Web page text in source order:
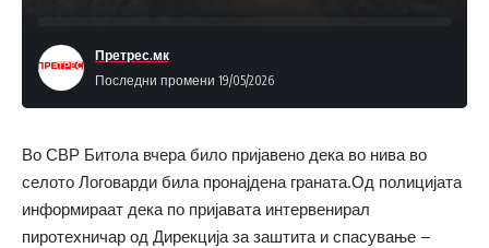
Последни промени 19/05/2026
Претрес.мк
Во СВР Битола вчера било пријавено дека во нива во
селото Логоварди била пронајдена граната.Од полицијата
информираат дека по пријавата интервенирал
пиротехничар од Дирекција за заштита и спасување –